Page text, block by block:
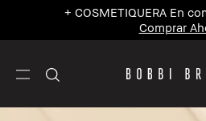
+ COSMETIQUERA En
Comprar